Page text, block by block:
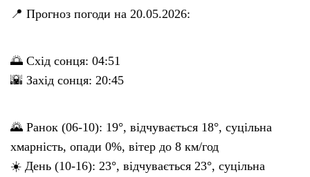
📍 Прогноз погоди на 20.05.2026:
🌅 Схід сонця: 04:51
🌇 Захід сонця: 20:45
🌄 Ранок (06-10): 19°, відчувається 18°, суцільна
хмарність, опади 0%, вітер до 8 км/год
☀️ День (10-16): 23°, відчувається 23°, суцільна